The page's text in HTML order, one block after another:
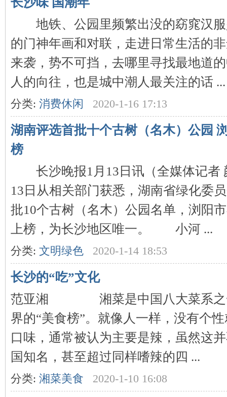
地铁、公园里频繁出没的窈窕汉服
的门神年画和对联，走进日常生活的
来袭，势不可挡，去哪里寻找最地道
人的向往，也是城中潮人最关注的话 ...
分类: 消费休闲 2020-1-16 17:13
湖南评选首批十个古树（名木）公园
榜
长沙晚报1月13日讯（全媒体记者
13日从相关部门获悉，湖南省绿化委
批10个古树（名木）公园名单，浏阳
上榜，为长沙地区唯一。 小河 ...
分类: 文明绿色 2020-1-14 18:53
长沙的“吃”文化
范亚湘 湘菜是中国八大菜系之一
界的“美食榜”。就像人一样，没有个
口味，通常被认为主要是辣，虽然这
国知名，甚至超过同样嗜辣的四 ...
分类: 湘菜美食 2020-1-10 16:08